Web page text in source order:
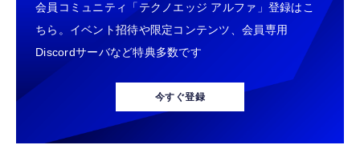
会員コミュニティ「テクノエッジ アルファ」登録はこ
ちら。イベント招待や限定コンテンツ、会員専用
Discordサーバなど特典多数です
今すぐ登録